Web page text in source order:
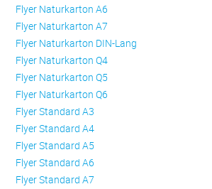
Flyer Naturkarton A6
Flyer Naturkarton A7
Flyer Naturkarton DIN-Lang
Flyer Naturkarton Q4
Flyer Naturkarton Q5
Flyer Naturkarton Q6
Flyer Standard A3
Flyer Standard A4
Flyer Standard A5
Flyer Standard A6
Flyer Standard A7